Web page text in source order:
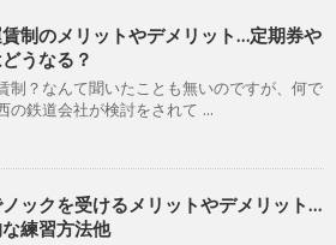
制のメリットやデメリット…定期券や
うなる？
制？なんて聞いたことも無いのですが、何で
の鉄道会社が検討をされて ...
ックを受けるメリットやデメリット…
練習方法他